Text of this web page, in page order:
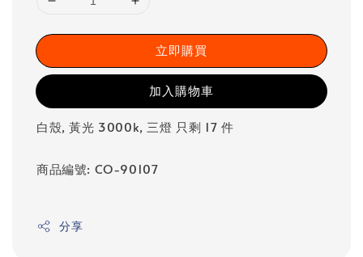
立即購買
加入購物車
白殼, 黃光 3000k, 三燈 只剩 17 件
商品編號: CO-90107
分享